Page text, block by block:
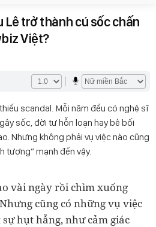
Lê trở thành cú sốc chấn
Việt?
scandal. Mỗi năm đều có nghệ sĩ
sốc, đời tư hỗn loạn hay bê bối
Nhưng không phải vụ việc nào cũng
tượng” mạnh đến vậy.
vài ngày rồi chìm xuống
cũng có những vụ việc
hụt hẫng, như cảm giác